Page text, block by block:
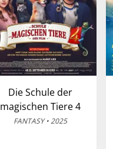
Die Schule der
magischen Tiere 4
FANTASY • 2025